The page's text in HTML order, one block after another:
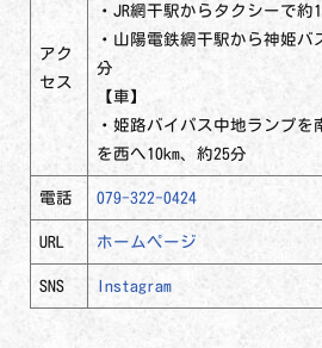
アク
セス
・JR網干駅からタクシーで約
・山陽電鉄網干駅から神姫バ
分
【車】
・姫路バイパス中地ランプを
を西へ10km、約25分
電話 079-322-0424
URL ホームページ
SNS Instagram